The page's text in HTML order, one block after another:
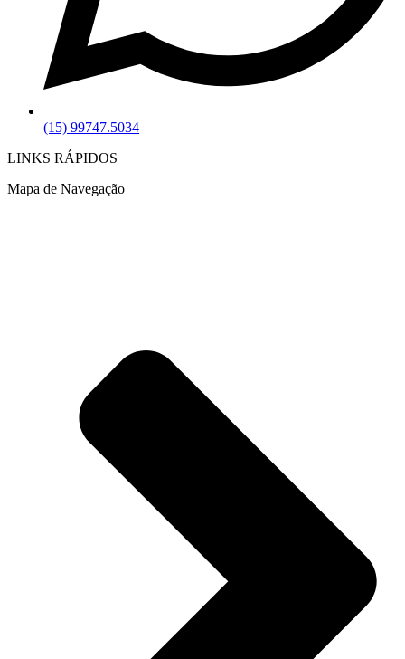
(15) 99747.5034
LINKS RÁPIDOS
Mapa de Navegação